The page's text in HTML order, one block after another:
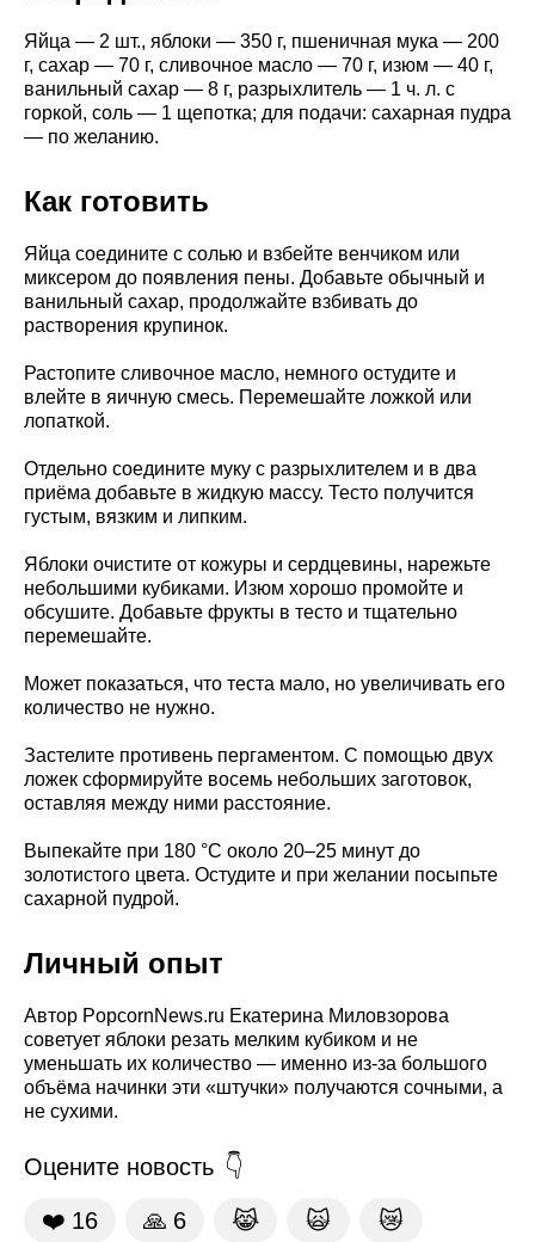
Яйца — 2 шт., яблоки — 350 г, пшеничная мука — 200
г, сахар — 70 г, сливочное масло — 70 г, изюм — 40 г,
ванильный сахар — 8 г, разрыхлитель — 1 ч. л. с
горкой, соль — 1 щепотка; для подачи: сахарная пудра
— по желанию.
Как готовить
Яйца соедините с солью и взбейте венчиком или
миксером до появления пены. Добавьте обычный и
ванильный сахар, продолжайте взбивать до
растворения крупинок.
Растопите сливочное масло, немного остудите и
влейте в яичную смесь. Перемешайте ложкой или
лопаткой.
Отдельно соедините муку с разрыхлителем и в два
приёма добавьте в жидкую массу. Тесто получится
густым, вязким и липким.
Яблоки очистите от кожуры и сердцевины, нарежьте
небольшими кубиками. Изюм хорошо промойте и
обсушите. Добавьте фрукты в тесто и тщательно
перемешайте.
Может показаться, что теста мало, но увеличивать его
количество не нужно.
Застелите противень пергаментом. С помощью двух
ложек сформируйте восемь небольших заготовок,
оставляя между ними расстояние.
Выпекайте при 180 °C около 20–25 минут до
золотистого цвета. Остудите и при желании посыпьте
сахарной пудрой.
Личный опыт
Автор PopcornNews.ru Екатерина Миловзорова
советует яблоки резать мелким кубиком и не
уменьшать их количество — именно из-за большого
объёма начинки эти «штучки» получаются сочными, а
не сухими.
Оцените новость
❤️ 16 🙏 6 😹 🙀 😿